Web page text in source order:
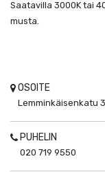
Saatavilla 3000K tai
musta.
OSOITE
Lemminkäisenkatu
PUHELIN
020 719 9550